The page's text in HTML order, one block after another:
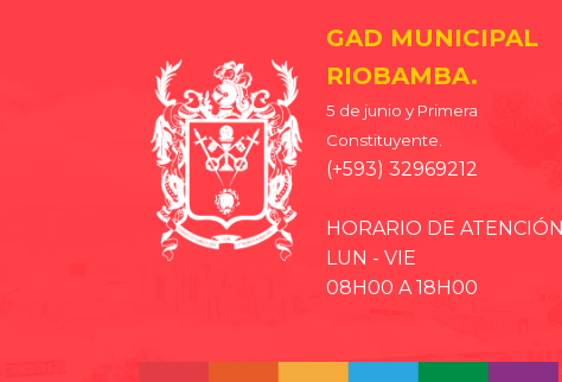
GAD MUNICIPAL
RIOBAMBA.
5 de junio y Primera
Constituyente.
(+593) 32969212
HORARIO DE ATENCIÓN
LUN - VIE
08H00 A 18H00